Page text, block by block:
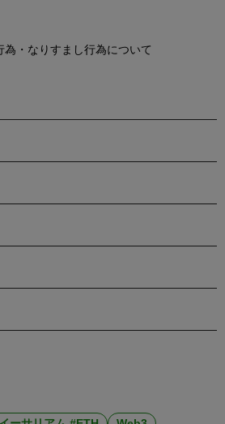
為・なりすまし行為について